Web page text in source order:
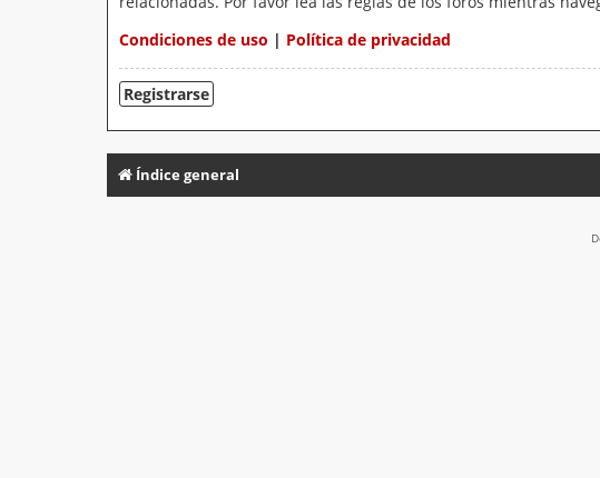
Condiciones de uso | Política de privacidad
Registrarse
Índice general